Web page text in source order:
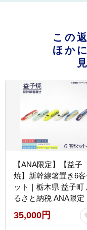
この
ほか
【ANA限定】【益子
焼】新幹線箸置き6客
ット｜栃木県 益子町
るさと納税 ANA限定
幹線 箸置き セット
（AS009）
35,000円